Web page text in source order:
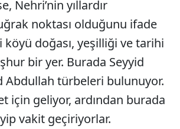
Nehri’nin yıllardır
noktası olduğunu ifade
köyü doğası, yeşilliği ve tarihi
bir yer. Burada Seyyid
Abdullah türbeleri bulunuyor.
için geliyor, ardından burada
vakit geçiriyorlar.